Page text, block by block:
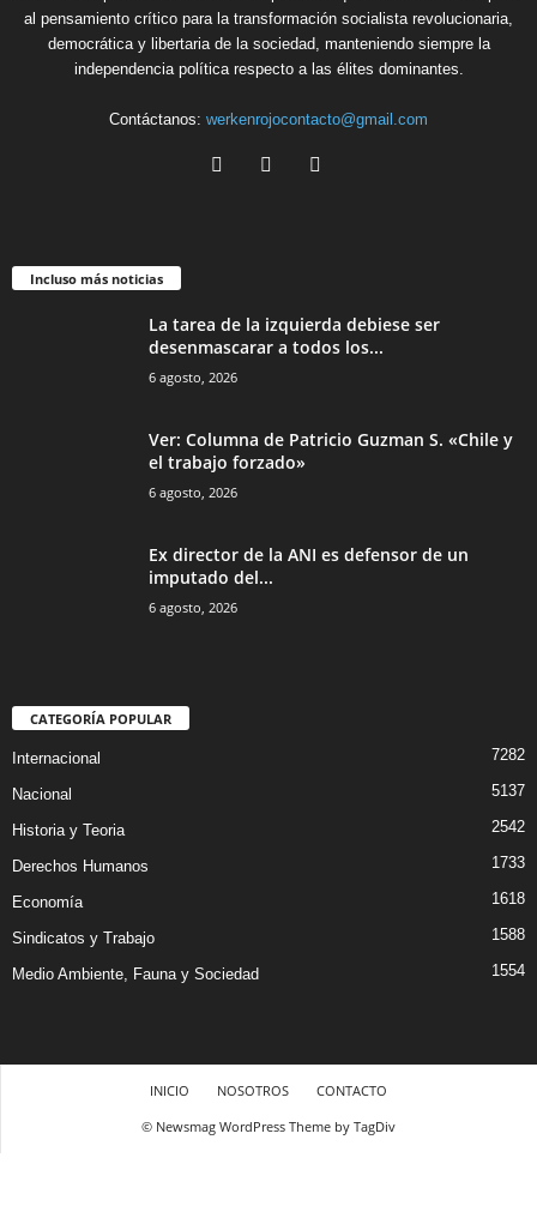
al pensamiento crítico para la transformación socialista revolucionaria,
democrática y libertaria de la sociedad, manteniendo siempre la
independencia política respecto a las élites dominantes.
Contáctanos: werkenrojocontacto@gmail.com
Incluso más noticias
La tarea de la izquierda debiese ser
desenmascarar a todos los...
6 agosto, 2026
Ver: Columna de Patricio Guzman S. «Chile y
el trabajo forzado»
6 agosto, 2026
Ex director de la ANI es defensor de un
imputado del...
6 agosto, 2026
CATEGORÍA POPULAR
Internacional 7282
Nacional 5137
Historia y Teoria 2542
Derechos Humanos 1733
Economía 1618
Sindicatos y Trabajo 1588
Medio Ambiente, Fauna y Sociedad 1554
INICIO NOSOTROS
CONTACTO
© Newsmag WordPress Theme by TagDiv